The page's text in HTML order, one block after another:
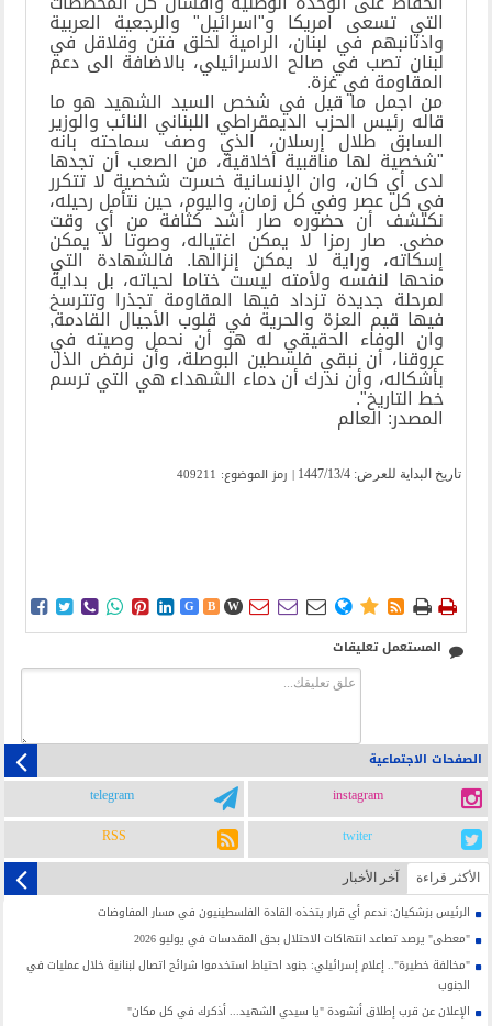
التي تسعى امريكا و"اسرائيل" والرجعية العربية
واذنانبهم في لبنان، الرامية لخلق فتن وقلاقل في
لبنان تصب في صالح الاسرائيلي، بالاضافة الى دعم
المقاومة في غزة.
من اجمل ما قيل في شخص السيد الشهيد هو ما
قاله رئيس الحزب الديمقراطي اللبناني النائب والوزير
السابق طلال إرسلان، الذي وصف سماحته بانه
"شخصية لها مناقبية أخلاقية، من الصعب أن تجدها
لدى أي كان، وان الإنسانية خسرت شخصية لا تتكرر
في كل عصر وفي كل زمان، واليوم، حين نتأمل رحيله،
نكتشف أن حضوره صار أشد كثافة من أي وقت
مضى. صار رمزا لا يمكن اغتياله، وصوتا لا يمكن
إسكاته، وراية لا يمكن إنزالها. فالشهادة التي
منحها لنفسه ولأمته ليست ختاما لحياته، بل بداية
لمرحلة جديدة تزداد فيها المقاومة تجذرا وتترسخ
فيها قيم العزة والحرية في قلوب الأجيال القادمة,
وان الوفاء الحقيقي له هو أن نحمل وصيته في
عروقنا، أن نبقي فلسطين البوصلة، وأن نرفض الذل
بأشكاله، وأن ندرك أن دماء الشهداء هي التي ترسم
خط التاريخ".
المصدر: العالم
تاریخ البدایة للعرض: 1447/13/4 | رمز الموضوع: 409211
      G B W        
المستعمل تعليقات
الصفحات الاجتماعية
instagram
telegram
twiter
RSS
الأکثر قراءة آخر الأخبار
الرئيس بزشكيان: ندعم أي قرار يتخذه القادة الفلسطينيون في مسار المفاوضات
"معطى" يرصد تصاعد انتهاكات الاحتلال بحق المقدسات في يوليو 2026
"مخالفة خطيرة".. إعلام إسرائيلي: جنود احتياط استخدموا شرائح اتصال لبنانية خلال عمليات في
الجنوب
الإعلان عن قرب إطلاق أنشودة "يا سيدي الشهيد... أذكرك في كل مكان"